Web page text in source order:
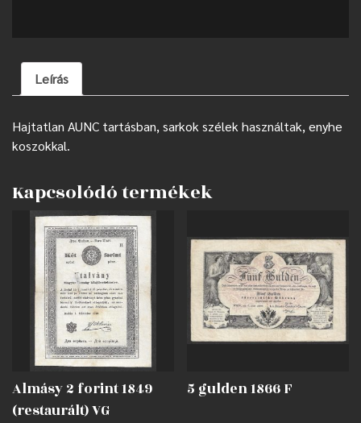
Leírás
Hajtatlan AUNC tartásban, sarkok szélek használtak, enyhe
koszokkal.
Kapcsolódó termékek
Almásy 2 forint 1849
(restaurált) VG
5 gulden 1866 F